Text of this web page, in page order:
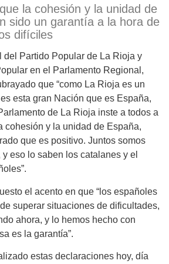
la cohesión y la unidad de
sido un garantía a la hora de
difíciles
del Partido Popular de La Rioja y
en el Parlamento Regional,
que “como La Rioja es un
esta gran Nación que es España,
de La Rioja inste a todos a
cohesión y la unidad de España,
que es positivo. Juntos somos
eso lo saben los catalanes y el
el acento en que “los españoles
superar situaciones de dificultades,
ahora, y lo hemos hecho con
es la garantía”.
estas declaraciones hoy, día